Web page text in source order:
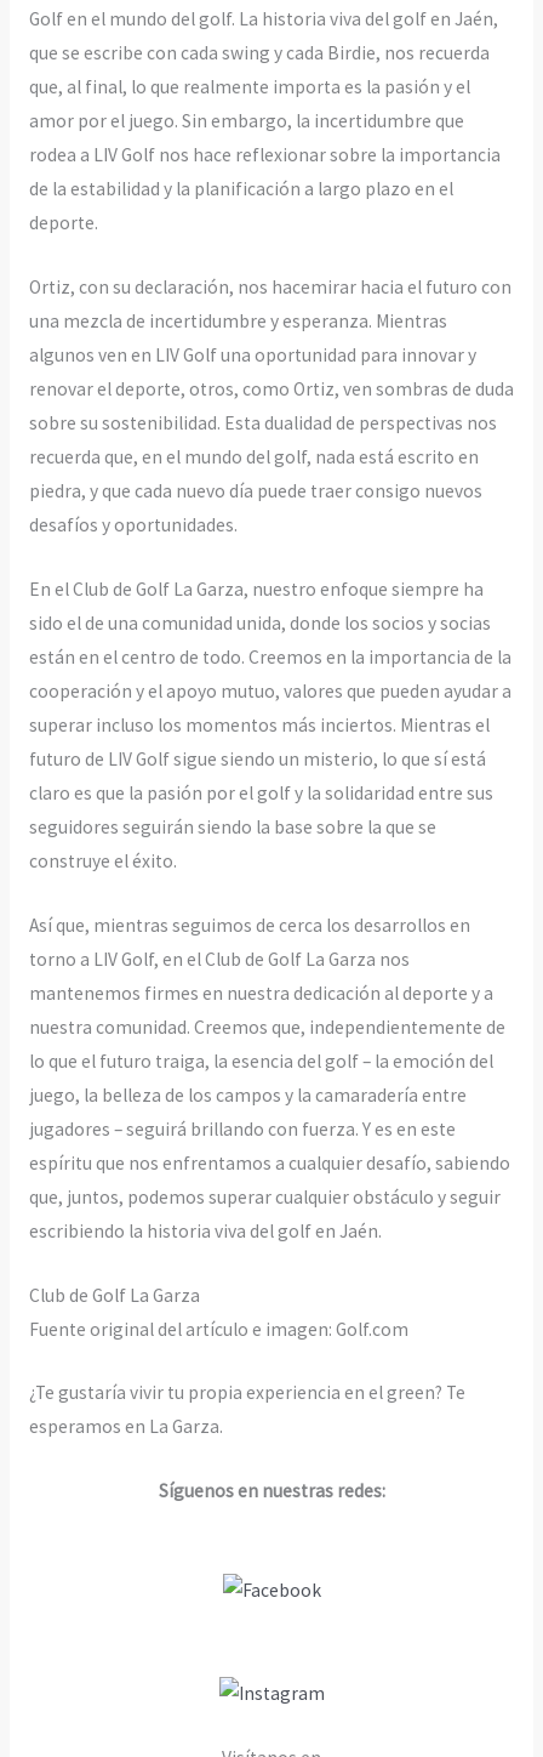
Golf en el mundo del golf. La historia viva del golf en Jaén,
que se escribe con cada swing y cada Birdie, nos recuerda
que, al final, lo que realmente importa es la pasión y el
amor por el juego. Sin embargo, la incertidumbre que
rodea a LIV Golf nos hace reflexionar sobre la importancia
de la estabilidad y la planificación a largo plazo en el
deporte.
Ortiz, con su declaración, nos hacemirar hacia el futuro con
una mezcla de incertidumbre y esperanza. Mientras
algunos ven en LIV Golf una oportunidad para innovar y
renovar el deporte, otros, como Ortiz, ven sombras de duda
sobre su sostenibilidad. Esta dualidad de perspectivas nos
recuerda que, en el mundo del golf, nada está escrito en
piedra, y que cada nuevo día puede traer consigo nuevos
desafíos y oportunidades.
En el Club de Golf La Garza, nuestro enfoque siempre ha
sido el de una comunidad unida, donde los socios y socias
están en el centro de todo. Creemos en la importancia de la
cooperación y el apoyo mutuo, valores que pueden ayudar a
superar incluso los momentos más inciertos. Mientras el
futuro de LIV Golf sigue siendo un misterio, lo que sí está
claro es que la pasión por el golf y la solidaridad entre sus
seguidores seguirán siendo la base sobre la que se
construye el éxito.
Así que, mientras seguimos de cerca los desarrollos en
torno a LIV Golf, en el Club de Golf La Garza nos
mantenemos firmes en nuestra dedicación al deporte y a
nuestra comunidad. Creemos que, independientemente de
lo que el futuro traiga, la esencia del golf – la emoción del
juego, la belleza de los campos y la camaradería entre
jugadores – seguirá brillando con fuerza. Y es en este
espíritu que nos enfrentamos a cualquier desafío, sabiendo
que, juntos, podemos superar cualquier obstáculo y seguir
escribiendo la historia viva del golf en Jaén.
Club de Golf La Garza
Fuente original del artículo e imagen: Golf.com
¿Te gustaría vivir tu propia experiencia en el green? Te
esperamos en La Garza.
Síguenos en nuestras redes: